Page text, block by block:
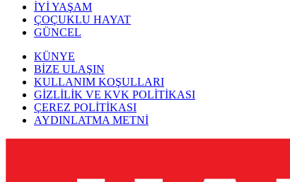
İYİ YAŞAM
ÇOÇUKLU HAYAT
GÜNCEL
KÜNYE
BİZE ULAŞIN
KULLANIM KOŞULLARI
GİZLİLİK VE KVK POLİTİKASI
ÇEREZ POLİTİKASI
AYDINLATMA METNİ